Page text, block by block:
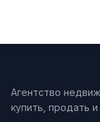
Агентство
купить, продать